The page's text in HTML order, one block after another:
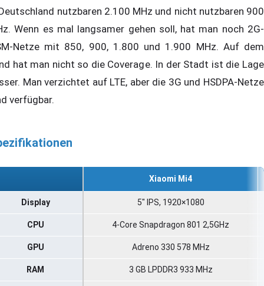
nutzbaren 2.100 MHz und nicht nutzbaren 900
Wenn es mal langsamer gehen soll, hat man noch 2G-
Netze mit 850, 900, 1.800 und 1.900 MHz. Auf dem
hat man nicht so die Coverage. In der Stadt ist die Lage
Man verzichtet auf LTE, aber die 3G und HSDPA-Netze
verfügbar.
Xiaomi Mi4
Display 5″ IPS, 1920×1080
CPU 4-Core Snapdragon 801 2,5GHz
GPU Adreno 330 578 MHz
RAM 3 GB LPDDR3 933 MHz